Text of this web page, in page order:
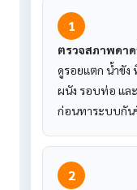
1
ตรวจสภาพดา
ดูรอยแตก น้ำขัง
ผนัง รอบท่อ แล
ก่อนทาระบบกัน
2